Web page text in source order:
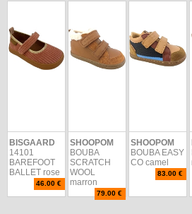
BISGAARD
14101
BAREFOOT
BALLET rose
46.00 €
SHOOPOM
BOUBA
SCRATCH
WOOL
marron
79.00 €
SHOOPOM
BOUBA EASY
CO camel
83.00 €